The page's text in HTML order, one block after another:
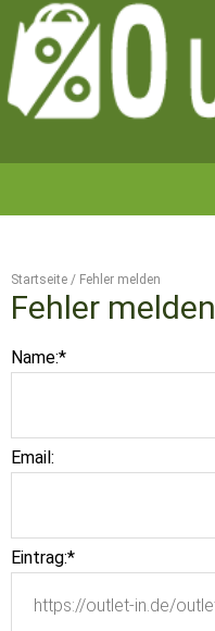
Startseite / Fehler melden
Fehler melden
Name:*
Email:
Eintrag:*